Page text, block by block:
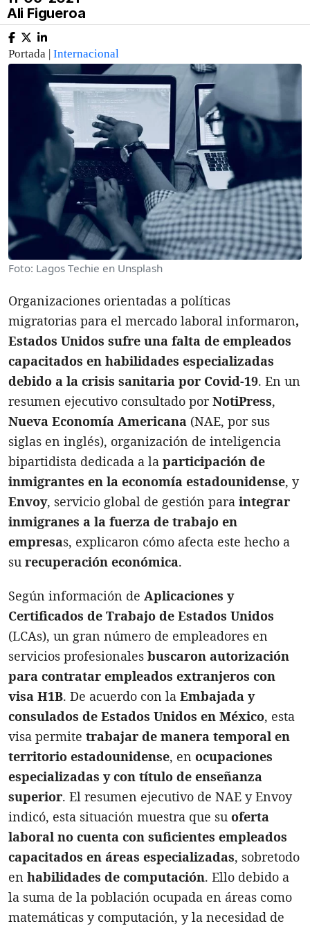
Ali Figueroa
Portada | Internacional
Foto: Lagos Techie en Unsplash
Organizaciones orientadas a políticas
migratorias para el mercado laboral informaron,
Estados Unidos sufre una falta de empleados
capacitados en habilidades especializadas
debido a la crisis sanitaria por Covid-19. En un
resumen ejecutivo consultado porNotiPress,
Nueva Economía Americana (NAE, por sus
siglas en inglés), organización de inteligencia
bipartidista dedicada a la participación de
inmigrantes en la economía estadounidense, y
Envoy, servicio global de gestión para integrar
inmigranes a la fuerza de trabajo en
empresas, explicaron cómo afecta este hecho a
su recuperación económica.
Según información de Aplicaciones y
Certificados de Trabajo de Estados Unidos
(LCAs), un gran número de empleadores en
servicios profesionales buscaron autorización
para contratar empleados extranjeros con
visa H1B. De acuerdo con la Embajada y
consulados de Estados Unidos en México, esta
visa permite trabajar de manera temporal en
territorio estadounidense, en ocupaciones
especializadas y con título de enseñanza
superior. El resumen ejecutivo de NAE y Envoy
indicó, esta situación muestra que su oferta
laboral no cuenta con suficientes empleados
capacitados en áreas especializadas, sobretodo
en habilidades de computación. Ello debido a
la suma de la población ocupada en áreas como
matemáticas y computación, y la necesidad de